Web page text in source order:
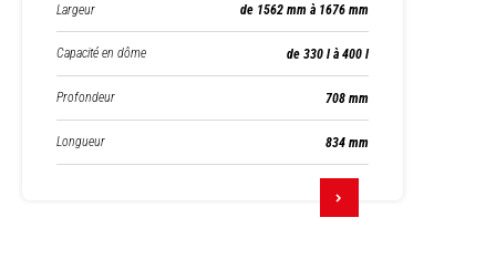
Largeur de 1562 mm à 1676 mm
Capacité en dôme de 330 l à 400 l
Profondeur 708 mm
Longueur 834 mm